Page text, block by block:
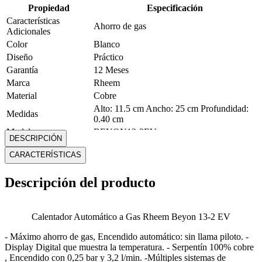
Propiedad
Especificación
Características
Adicionales
Ahorro de gas
Color
Blanco
Diseño
Práctico
Garantía
12 Meses
Marca
Rheem
Material
Cobre
Medidas
Alto: 11.5 cm Ancho: 25 cm Profundidad:
0.40 cm
Modelo
BEYON13-2EV
Peso
Mostrar más
DESCRIPCIÓN
CARACTERÍSTICAS
Descripción del producto
Calentador Automático a Gas Rheem Beyon 13-2 EV
- Máximo ahorro de gas, Encendido automático: sin llama piloto. -
Display Digital que muestra la temperatura. - Serpentín 100% cobre
, Encendido con 0,25 bar y 3,2 l/min. -Múltiples sistemas de